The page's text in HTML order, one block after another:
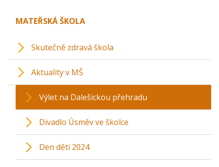
MATEŘSKÁ ŠKOLA
Skutečně zdravá škola
Aktuality v MŠ
Výlet na Dalešickou přehradu
Divadlo Úsměv ve školce
Den dětí 2024